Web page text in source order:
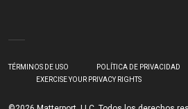
TÉRMINOS DE USO POLÍTICA DE PRIVACIDAD
EXERCISE YOUR PRIVACY RIGHTS